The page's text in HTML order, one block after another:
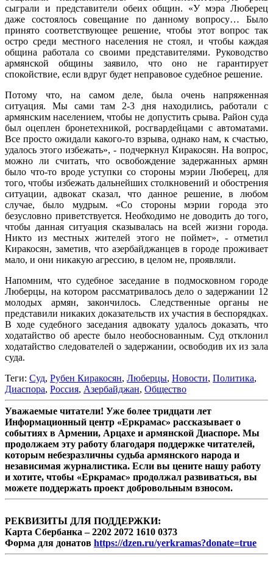
сыграли и представители обеих общин. «У мэра Люберец
даже состоялось совещание по данному вопросу… Было
принято соответствующее решение, чтобы этот вопрос так
остро среди местного населения не стоял, и чтобы каждая
община работала со своими представителями. Руководство
армянской общины заявило, что оно не гарантирует
спокойствие, если вдруг будет неправовое судебное решение.
Потому что, на самом деле, была очень напряженная
ситуация. Мы сами там 2-3 дня находились, работали с
армянским населением, чтобы не допустить срыва. Район суда
был оцеплен бронетехникой, росгвардейцами с автоматами.
Все просто ожидали какого-то взрыва, однако нам, к счастью,
удалось этого избежать», - подчеркнул Киракосян. На вопрос,
можно ли считать, что освобождение задержанных армян
было что-то вроде уступки со стороны мэрии Люберец, для
того, чтобы избежать дальнейших столкновений и обострения
ситуации, адвокат сказал, что данное решение, в любом
случае, было мудрым. «Со стороны мэрии города это
безусловно приветствуется. Необходимо не доводить до того,
чтобы данная ситуация сказывалась на всей жизни города.
Никто из местных жителей этого не поймет», - отметил
Киракосян, заметив, что азербайджанцев в городе проживает
мало, и они никакую агрессию, в целом не, проявляли.
Напомним, что судебное заседание в подмосковном городе
Люберцы, на котором рассматривалось дело о задержании 12
молодых армян, закончилось. Следственные органы не
представили никаких доказательств их участия в беспорядках.
В ходе судебного заседания адвокату удалось доказать, что
ходатайство об аресте было необоснованным. Суд отклонил
ходатайство следователей о задержании, освободив их из зала
суда.
Теги: Суд, Рубен Киракосян, Люберцы, Новости, Политика,
Диаспора, Россия, Азербайджан, Общество
Уважаемые читатели! Уже более тридцати лет
Информационный центр «Еркрамас» рассказывает о
событиях в Армении, Арцахе и армянской Диаспоре. Мы
продолжаем эту работу благодаря поддержке читателей,
которым небезразличны судьба армянского народа и
независимая журналистика. Если вы цените нашу работу
и хотите, чтобы «Еркрамас» продолжал развиваться, вы
можете поддержать проект добровольным взносом.
РЕКВИЗИТЫ ДЛЯ ПОДДЕРЖКИ:
Карта Сбербанка – 2202 2072 1610 0373
Форма для донатов https://dzen.ru/yerkramas?donate=true